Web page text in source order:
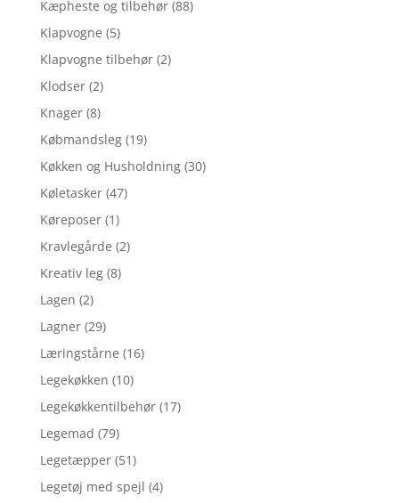
Kæpheste og tilbehør (88)
Klapvogne (5)
Klapvogne tilbehør (2)
Klodser (2)
Knager (8)
Købmandsleg (19)
Køkken og Husholdning (30)
Køletasker (47)
Køreposer (1)
Kravlegårde (2)
Kreativ leg (8)
Lagen (2)
Lagner (29)
Læringstårne (16)
Legekøkken (10)
Legekøkkentilbehør (17)
Legemad (79)
Legetæpper (51)
Legetøj med spejl (4)